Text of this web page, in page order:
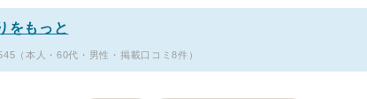
をもっと
（本人・60代・男性・掲載口コミ8件）